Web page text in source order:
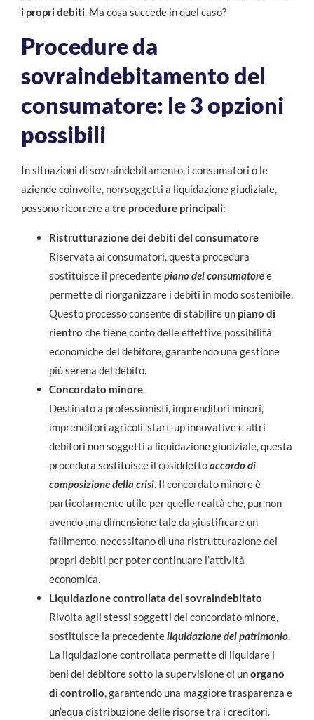
i propri debiti. Ma cosa succede in quel caso?
Procedure da
sovraindebitamento del
consumatore: le 3 opzioni
possibili
In situazioni di sovraindebitamento, i consumatori o le
aziende coinvolte, non soggetti a liquidazione giudiziale,
possono ricorrere a tre procedure principali:
Ristrutturazione dei debiti del consumatore
Riservata ai consumatori, questa procedura
sostituisce il precedentepiano del consumatoree
permette di riorganizzare i debiti in modo sostenibile.
Questo processo consente di stabilire un piano di
rientro che tiene conto delle effettive possibilità
economiche del debitore, garantendo una gestione
più serena del debito.
Concordato minore
Destinato a professionisti, imprenditori minori,
imprenditori agricoli, start-up innovative e altri
debitori non soggetti a liquidazione giudiziale, questa
procedura sostituisce il cosiddettoaccordo di
composizione della crisi . Il concordato minore è
particolarmente utile per quelle realtà che, pur non
avendo una dimensione tale da giustificare un
fallimento, necessitano di una ristrutturazione dei
propri debiti per poter continuare l’attività
economica.
Liquidazione controllata del sovraindebitato
Rivolta agli stessi soggetti del concordato minore,
sostituisce la precedenteliquidazione del patrimonio
La liquidazione controllata permette di liquidare i
beni del debitore sotto la supervisione di unorgano
di controllo , garantendo una maggiore trasparenza e
un’equa distribuzione delle risorse tra i creditori.